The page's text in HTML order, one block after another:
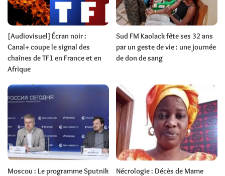
[Audiovisuel] Écran noir :
Canal+ coupe le signal des
chaînes de TF1 en France et en
Afrique
Sud FM Kaolack fête ses 32 ans
par un geste de vie : une journée
de don de sang
Moscou : Le programme Sputnik
Nécrologie : Décès de Mame